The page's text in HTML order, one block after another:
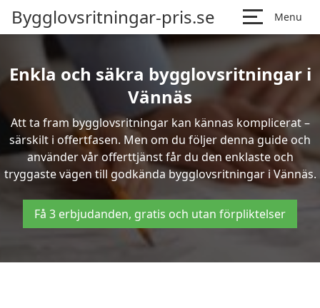
Bygglovsritningar-pris.se Menu
Enkla och säkra bygglovsritningar i
Vännäs
Att ta fram bygglovsritningar kan kännas komplicerat –
särskilt i offertfasen. Men om du följer denna guide och
använder vår offerttjänst får du den enklaste och
tryggaste vägen till godkända bygglovsritningar i Vännäs.
Få 3 erbjudanden, gratis och utan förpliktelser